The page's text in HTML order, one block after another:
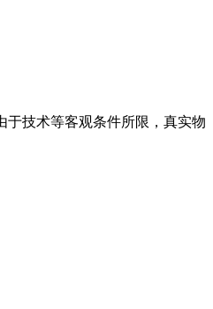
于技术等客观条件所限，真实物